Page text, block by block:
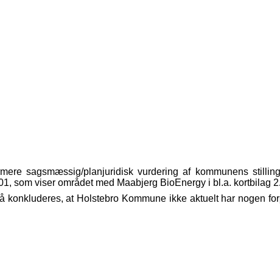
sagsmæssig/planjuridisk vurdering af kommunens
som viser området med Maabjerg BioEnergy i bl.a. kortbilag 2.
at Holstebro Kommune ikke aktuelt har nogen